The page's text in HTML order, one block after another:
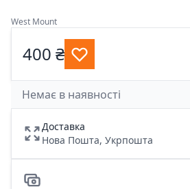
West Mount
400 ₴
Немає в наявності
Доставка
Нова Пошта, Укрпошта